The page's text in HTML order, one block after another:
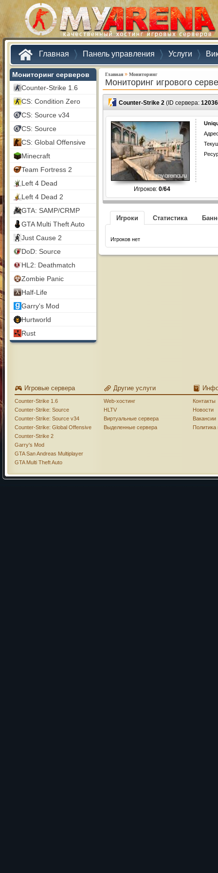
Главная Панель управления Услуги
Мониторинг серверов
Counter-Strike 1.6
CS: Condition Zero
CS: Source v34
CS: Source
CS: Global Offensive
Minecraft
Team Fortress 2
Left 4 Dead
Left 4 Dead 2
GTA: SAMP/CRMP
GTA Multi Theft Auto
Just Cause 2
DoD: Source
HL2: Deathmatch
Zombie Panic
Half-Life
Garry's Mod
Hurtworld
Rust
Главная » Мониторинг
Мониторинг игрового
Counter-Strike 2 (ID сервера:
Игроков: 0/64
Игроки Статистика
Игроков нет
Игровые сервера
Counter-Strike 1.6
Counter-Strike: Source
Counter-Strike: Source v34
Counter-Strike: Global Offensive
Counter-Strike 2
Garry's Mod
GTA San Andreas Multiplayer
GTA Multi Theft Auto
Другие услуги
Web-хостинг
HLTV
Виртуальные сервера
Выделенные сервера
Контакты
Новости
Вакансии
Политика